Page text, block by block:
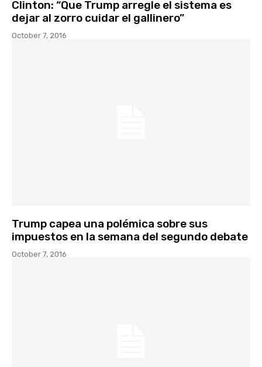
Clinton: “Que Trump arregle el sistema es
dejar al zorro cuidar el gallinero”
October 7, 2016
Trump capea una polémica sobre sus
impuestos en la semana del segundo debate
October 7, 2016